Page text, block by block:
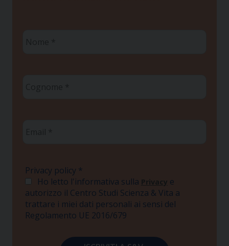
Privacy policy *
Ho letto l'informativa sulla Privacy e
autorizzo il Centro Studi Scienza & Vita a
trattare i miei dati personali ai sensi del
Regolamento UE 2016/679